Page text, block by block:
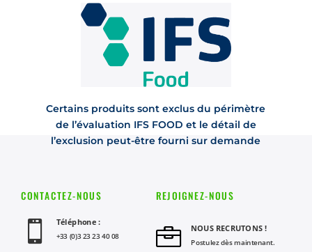
Certains produits sont exclus du périmètre
de l’évaluation IFS FOOD et le détail de
l’exclusion peut-être fourni sur demande
CONTACTEZ-NOUS
 Téléphone :
+33 (0)3 23 23 40 08
REJOIGNEZ-NOUS
 NOUS RECRUTONS !
Postulez dès maintenant.